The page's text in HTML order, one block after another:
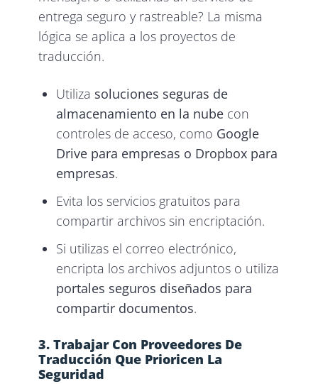
entrega seguro y rastreable? La misma
lógica se aplica a los proyectos de
traducción.
Utiliza soluciones seguras de
almacenamiento en la nube con
controles de acceso, como Google
Drive para empresas o Dropbox para
empresas.
Evita los servicios gratuitos para
compartir archivos sin encriptación.
Si utilizas el correo electrónico,
encripta los archivos adjuntos o utiliza
portales seguros diseñados para
compartir documentos.
3. Trabajar Con Proveedores De
Traducción Que Prioricen La
Seguridad